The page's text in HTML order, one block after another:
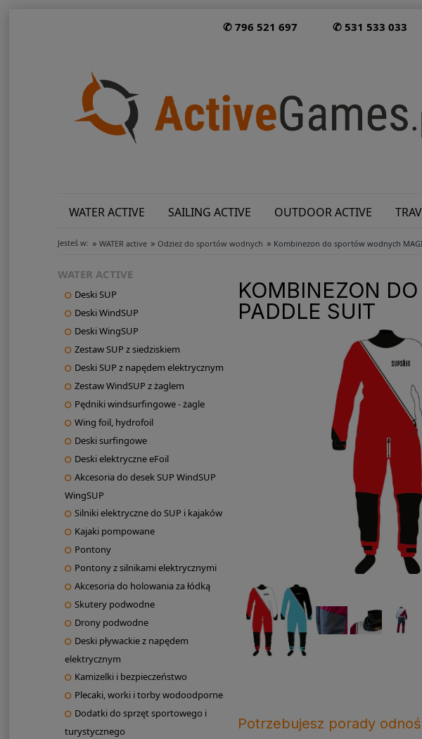
✆ 796 521 697 ✆ 531 533 033
WATER ACTIVE SAILING ACTIVE OUTDOOR ACTIVE
Jesteś w: » WATER active » Odzież do sportów wodnych » Kombinezon do sportów wodnych
WATER ACTIVE
Deski SUP
Deski WindSUP
Deski WingSUP
Zestaw SUP z siedziskiem
Deski SUP z napędem elektrycznym
Zestaw WindSUP z żaglem
Pędniki windsurfingowe - żagle
Wing foil, hydrofoil
Deski surfingowe
Deski elektryczne eFoil
Akcesoria do desek SUP WindSUP
WingSUP
Silniki elektryczne do SUP i kajaków
Kajaki pompowane
Pontony
Pontony z silnikami elektrycznymi
Akcesoria do holowania za łódką
Skutery podwodne
Drony podwodne
Deski pływackie z napędem
elektrycznym
Kamizelki i bezpieczeństwo
Plecaki, worki i torby wodoodporne
Dodatki do sprzęt sportowego i
turystycznego
KOMBINEZON
PADDLE SUIT
Potrzebujesz porady